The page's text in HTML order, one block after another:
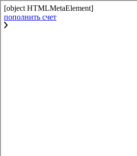
[object HTMLMetaElement]
пополнить счет